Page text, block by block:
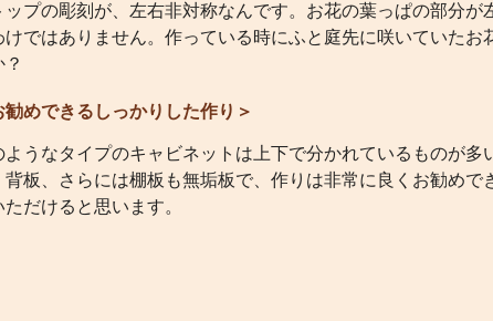
ップの彫刻が、左右非対称なんです。お花の葉っぱの部分が
けではありません。作っている時にふと庭先に咲いていたお
？
勧めできるしっかりした作り＞
ようなタイプのキャビネットは上下で分かれているものが多
背板、さらには棚板も無垢板で、作りは非常に良くお勧めで
ただけると思います。